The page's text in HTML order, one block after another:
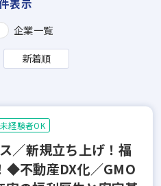
表示
企業一覧
新着順
未経験者OK
／新規立ち上げ！福
◆不動産DX化／GMO